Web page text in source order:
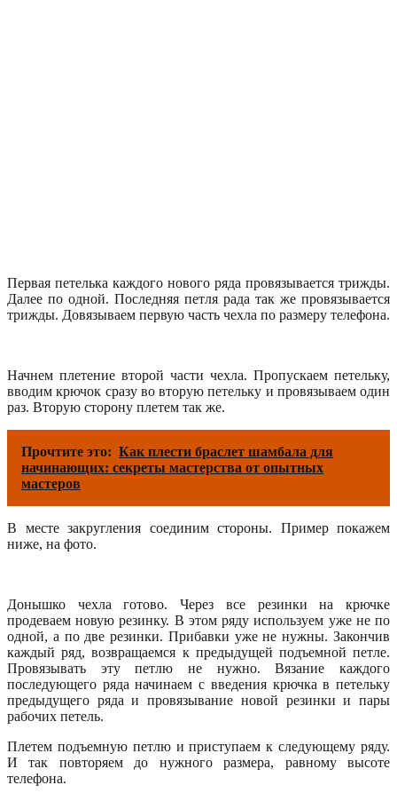
Первая петелька каждого нового ряда провязывается трижды.
Далее по одной. Последняя петля рада так же провязывается
трижды. Довязываем первую часть чехла по размеру телефона.
Начнем плетение второй части чехла. Пропускаем петельку,
вводим крючок сразу во вторую петельку и провязываем один
раз. Вторую сторону плетем так же.
Прочтите это: Как плести браслет шамбала для
начинающих: секреты мастерства от опытных
мастеров
В месте закругления соединим стороны. Пример покажем
ниже, на фото.
Донышко чехла готово. Через все резинки на крючке
продеваем новую резинку. В этом ряду используем уже не по
одной, а по две резинки. Прибавки уже не нужны. Закончив
каждый ряд, возвращаемся к предыдущей подъемной петле.
Провязывать эту петлю не нужно. Вязание каждого
последующего ряда начинаем с введения крючка в петельку
предыдущего ряда и провязывание новой резинки и пары
рабочих петель.
Плетем подъемную петлю и приступаем к следующему ряду.
И так повторяем до нужного размера, равному высоте
телефона.